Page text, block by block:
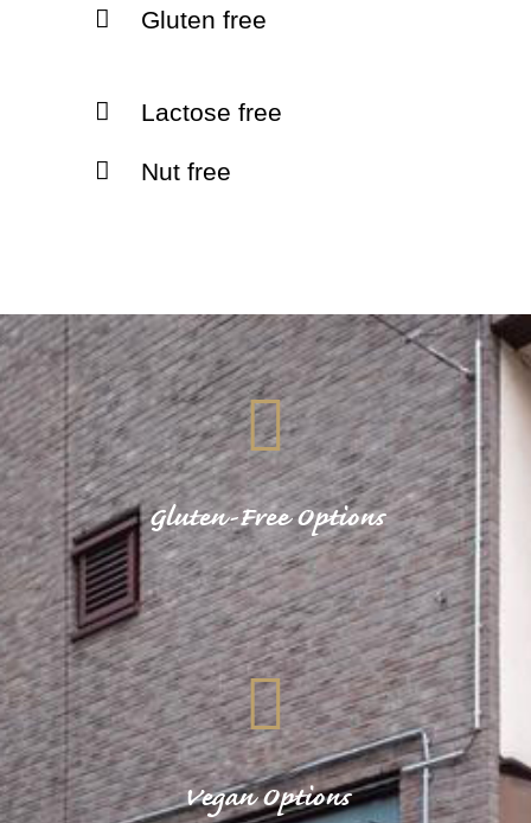
Gluten free
Lactose free
Nut free
Gluten-Free Options
Vegan Options